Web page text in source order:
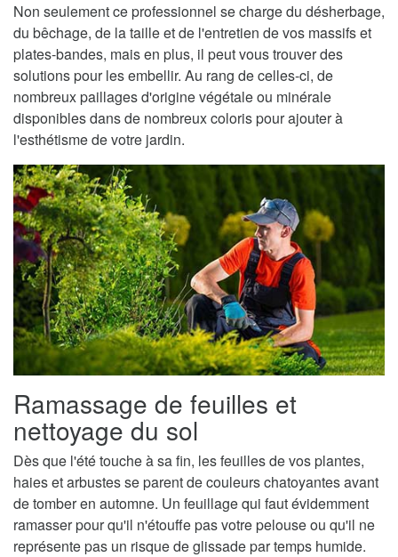
Non seulement ce professionnel se charge du désherbage,
du bêchage, de la taille et de l'entretien de vos massifs et
plates-bandes, mais en plus, il peut vous trouver des
solutions pour les embellir. Au rang de celles-ci, de
nombreux paillages d'origine végétale ou minérale
disponibles dans de nombreux coloris pour ajouter à
l'esthétisme de votre jardin.
Ramassage de feuilles et
nettoyage du sol
Dès que l'été touche à sa fin, les feuilles de vos plantes,
haies et arbustes se parent de couleurs chatoyantes avant
de tomber en automne. Un feuillage qui faut évidemment
ramasser pour qu'il n'étouffe pas votre pelouse ou qu'il ne
représente pas un risque de glissade par temps humide.